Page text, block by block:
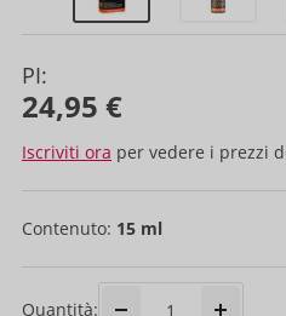
PI:
24,95 €
Iscriviti ora per vedere i prezzi
Contenuto: 15 ml
Quantità: